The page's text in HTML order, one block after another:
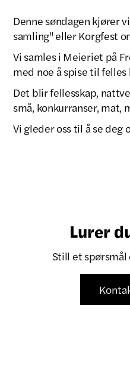
Denne søndagen kjører
samling" eller Korgfest
Vi samles i Meieriet på
med noe å spise til felles
Det blir fellesskap,
små, konkurranser, mat,
Vi gleder oss til å se deg
Lurer
Still et